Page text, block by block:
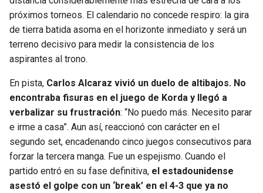
próximos torneos. El calendario no concede respiro: la gira
de tierra batida asoma en el horizonte inmediato y será un
terreno decisivo para medir la consistencia de los
aspirantes al trono.
En pista, Carlos Alcaraz vivió un duelo de altibajos. No
encontraba fisuras en el juego de Korda y llegó a
verbalizar su frustración: “No puedo más. Necesito parar
e irme a casa”. Aun así, reaccionó con carácter en el
segundo set, encadenando cinco juegos consecutivos para
forzar la tercera manga. Fue un espejismo. Cuando el
partido entró en su fase definitiva, el estadounidense
asestó el golpe con un ‘break’ en el 4-3 que ya no